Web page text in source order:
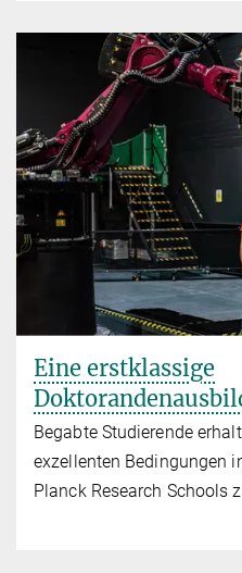
Eine erstklassige
Begabte Studierende
exzellenten Bedingungen
Planck Research Schools